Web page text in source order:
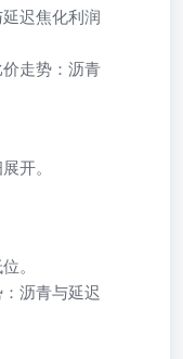
迟焦化利润
走势：沥青
开。
。
沥青与延迟